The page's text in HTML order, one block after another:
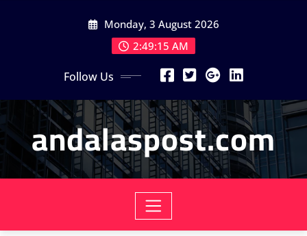
Monday, 3 August 2026
2:49:16 AM
Follow Us
andalaspost.com